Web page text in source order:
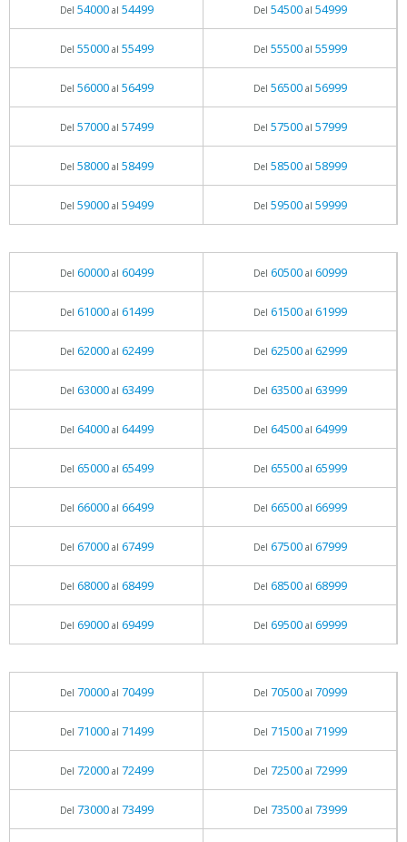
Del 54000al 54499 Del 54500al 54999
Del 55000al 55499 Del 55500al 55999
Del 56000al 56499 Del 56500al 56999
Del 57000al 57499 Del 57500al 57999
Del 58000al 58499 Del 58500al 58999
Del 59000al 59499 Del 59500al 59999
Del 60000al 60499 Del 60500al 60999
Del 61000al 61499 Del 61500al 61999
Del 62000al 62499 Del 62500al 62999
Del 63000al 63499 Del 63500al 63999
Del 64000al 64499 Del 64500al 64999
Del 65000al 65499 Del 65500al 65999
Del 66000al 66499 Del 66500al 66999
Del 67000al 67499 Del 67500al 67999
Del 68000al 68499 Del 68500al 68999
Del 69000al 69499 Del 69500al 69999
Del 70000al 70499 Del 70500al 70999
Del 71000al 71499 Del 71500al 71999
Del 72000al 72499 Del 72500al 72999
Del 73000al 73499 Del 73500al 73999